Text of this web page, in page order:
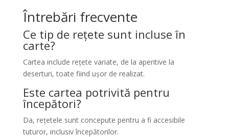
Întrebări frecvente
Ce tip de rețete sunt incluse în
carte?
Cartea include rețete variate, de la aperitive la
deserturi, toate fiind ușor de realizat.
Este cartea potrivită pentru
începători?
Da, rețetele sunt concepute pentru a fi accesibile
tuturor, inclusiv începătorilor.